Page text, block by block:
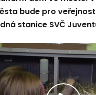
bude pro
stanice SVČ